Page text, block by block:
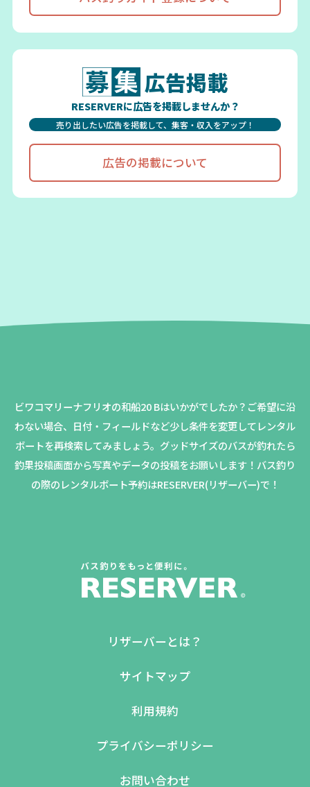
広告掲載
RESERVERに広告を掲載しませんか？
売り出したい広告を掲載して、集客・収入をアップ！
広告の掲載について
ビワコマリーナフリオの和船20 Bはいかがでしたか？ ご希望に沿
わない場合、日付・フィールドなど少し条件を変更してレンタル
ボートを再検索してみましょう。 グッドサイズのバスが釣れたら
釣果投稿画面から写真やデータの投稿をお願いします！バス釣り
の際のレンタルボート予約はRESERVER(リザーバー)で！
リザーバーとは？
サイトマップ
利用規約
プライバシーポリシー
お問い合わせ